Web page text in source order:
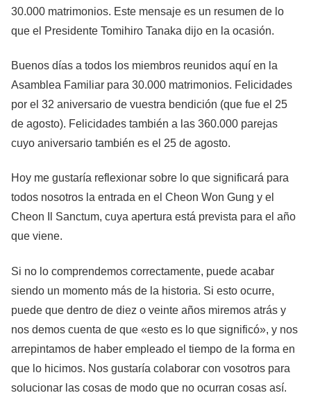
30.000 matrimonios. Este mensaje es un resumen de lo
que el Presidente Tomihiro Tanaka dijo en la ocasión.
Buenos días a todos los miembros reunidos aquí en la
Asamblea Familiar para 30.000 matrimonios. Felicidades
por el 32 aniversario de vuestra bendición (que fue el 25
de agosto). Felicidades también a las 360.000 parejas
cuyo aniversario también es el 25 de agosto.
Hoy me gustaría reflexionar sobre lo que significará para
todos nosotros la entrada en el Cheon Won Gung y el
Cheon Il Sanctum, cuya apertura está prevista para el año
que viene.
Si no lo comprendemos correctamente, puede acabar
siendo un momento más de la historia. Si esto ocurre,
puede que dentro de diez o veinte años miremos atrás y
nos demos cuenta de que «esto es lo que significó», y nos
arrepintamos de haber empleado el tiempo de la forma en
que lo hicimos. Nos gustaría colaborar con vosotros para
solucionar las cosas de modo que no ocurran cosas así.